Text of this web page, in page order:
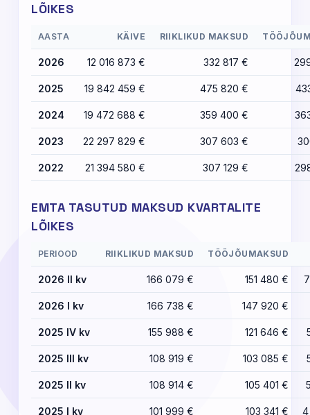
LÕIKES
AASTA KÄIVE RIIKLIKUD MAKSUD
2026 12 016 873 € 332 817 €
2025 19 842 459 € 475 820 €
2024 19 472 688 € 359 400 €
2023 22 297 829 € 307 603 €
2022 21 394 580 € 307 129 €
EMTA TASUTUD MAKSUD KVARTALITE
LÕIKES
PERIOOD RIIKLIKUD MAKSUD TÖÖJÕUMAKSUD
2026 II kv 166 079 € 151 480 €
2026 I kv 166 738 € 147 920 €
2025 IV kv 155 988 € 121 646 €
2025 III kv 108 919 € 103 085 €
2025 II kv 108 914 € 105 401 €
2025 I kv 101 999 € 103 341 €